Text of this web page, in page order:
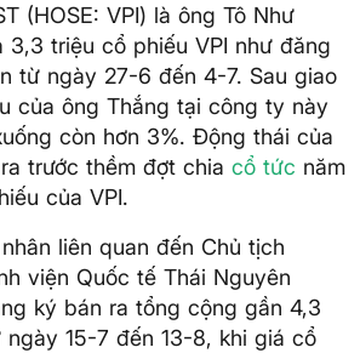
(HOSE: VPI) là ông Tô Như
3,3 triệu cổ phiếu VPI như đăng
từ ngày 27-6 đến 4-7. Sau giao
của ông Thắng tại công ty này
còn hơn 3%. Động thái của
trước thềm đợt chia cổ tức năm
của VPI.
liên quan đến Chủ tịch
viện Quốc tế Thái Nguyên
ký bán ra tổng cộng gần 4,3
15-7 đến 13-8, khi giá cổ